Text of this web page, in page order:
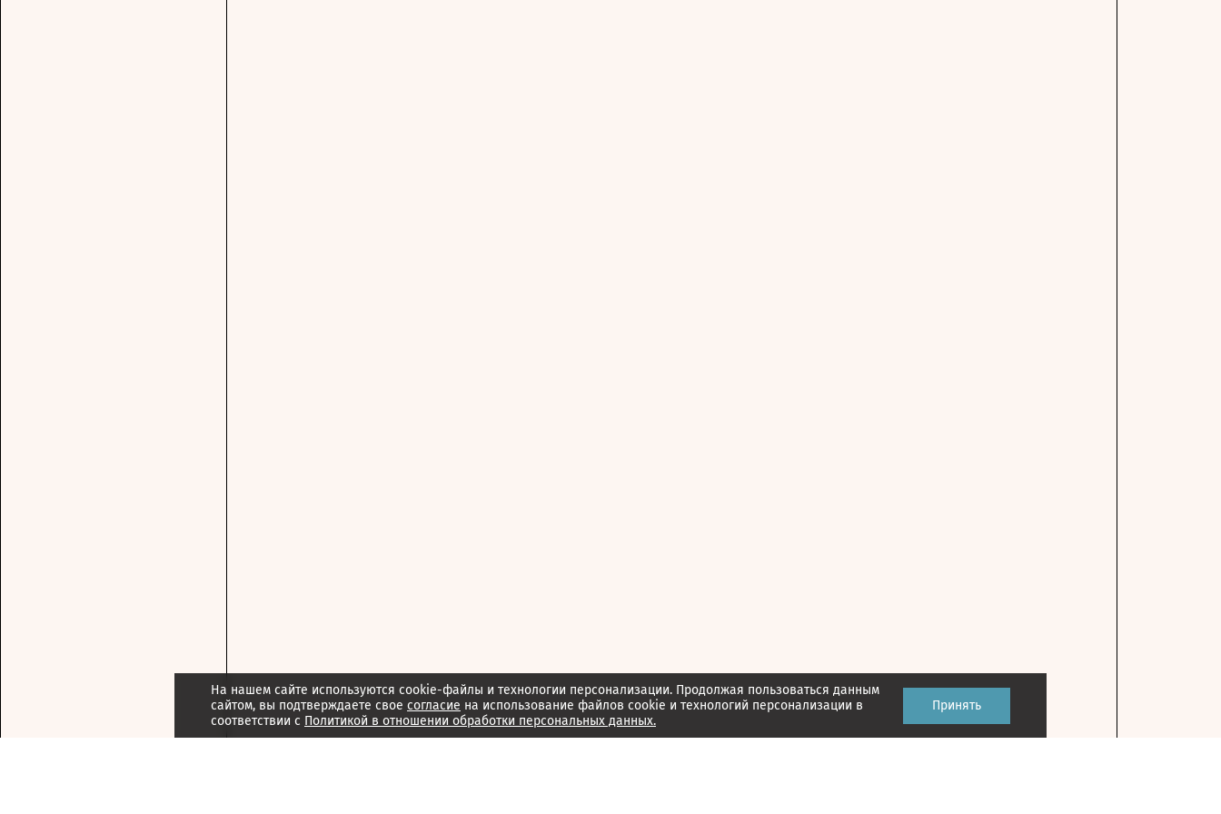
На нашем сайте используются cookie-файлы и технологии персонализации. Продолжая пользоваться данным
сайтом, вы подтверждаете свое согласие на использование файлов cookie и технологий персонализации в
соответствии с Политикой в отношении обработки персональных данных.
Принять